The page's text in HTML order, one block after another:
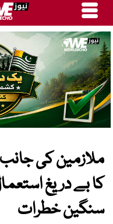
ملازمین کی
کا بے دریغ
سنگین خطرات